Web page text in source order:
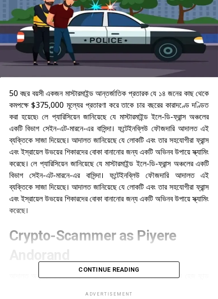
50 বছর বয়সী একজন মাস্টারমাইন্ড আন্তর্জাতিক প্রতারক যে ১৪ জনের কাছ থেকে
কমপক্ষে $375,000 মূল্যের প্রতারণা করে তাকে চার বছরের কারাদণ্ডে দণ্ডিত
করা হয়েছে৷ লে প্যারিসিয়েন জানিয়েছে যে মাস্টারমাইন্ড ইলে-ডি-ফ্রান্স অঞ্চলের
একটি বিভাগ সেইন-এট-মারনে-এর বাসিন্দা। ফন্টেইনব্লিউ ফৌজদারি আদালত এই
ব্যক্তিকে সাজা দিয়েছে। আদালত জানিয়েছে যে লোকটি এবং তার সহযোগীরা ফ্রান্স
এবং ইস্রায়েল উভয়ের শিকারদের বোকা বানানোর জন্য একটি অভিনব উপায়ে স্ক্যামিং
করেছে। লে প্যারিসিয়েন জানিয়েছে যে মাস্টারমাইন্ড ইলে-ডি-ফ্রান্স অঞ্চলের একটি
বিভাগ সেইন-এট-মারনে-এর বাসিন্দা। ফন্টেইনব্লিউ ফৌজদারি আদালত এই
ব্যক্তিকে সাজা দিয়েছে। আদালত জানিয়েছে যে লোকটি এবং তার সহযোগীরা ফ্রান্স
এবং ইস্রায়েল উভয়ের শিকারদের বোকা বানানোর জন্য একটি অভিনব উপায়ে স্ক্যামিং
করেছে।
Crypto-Scammer as Piyere
আদালত অনুসারে লোকটি পিয়েরে আন্দুরান্ড নামে একজন বিখ্যাত ফরাসি হেজ ফান্ড
CONTINUE READING
ADVERTISEMENT